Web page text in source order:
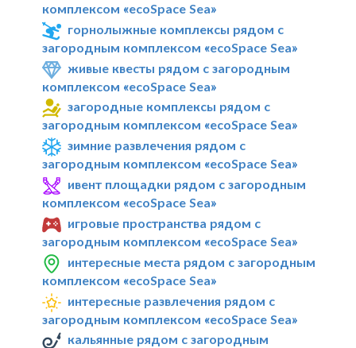
комплексом «ecoSpace Sea»
горнолыжные комплексы рядом с
загородным комплексом «ecoSpace Sea»
живые квесты рядом с загородным
комплексом «ecoSpace Sea»
загородные комплексы рядом с
загородным комплексом «ecoSpace Sea»
зимние развлечения рядом с
загородным комплексом «ecoSpace Sea»
ивент площадки рядом с загородным
комплексом «ecoSpace Sea»
игровые пространства рядом с
загородным комплексом «ecoSpace Sea»
интересные места рядом с загородным
комплексом «ecoSpace Sea»
интересные развлечения рядом с
загородным комплексом «ecoSpace Sea»
кальянные рядом с загородным